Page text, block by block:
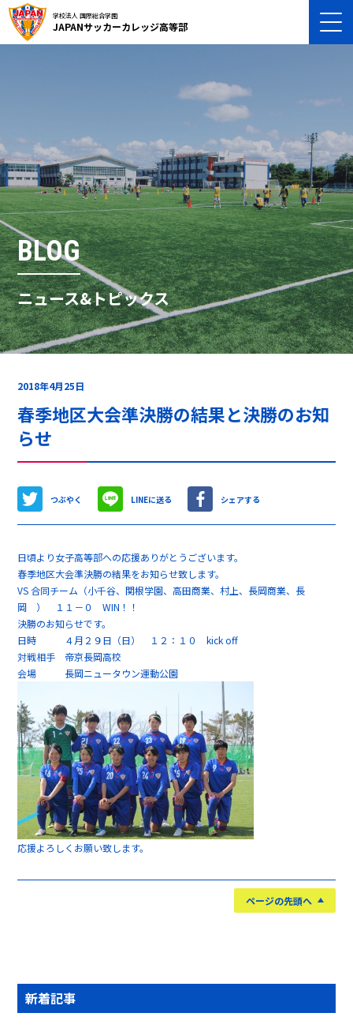
学校法人 国際総合学園
JAPANサッカーカレッジ高等部
BLOG
ニュース&トピックス
2018年4月25日
春季地区大会準決勝の結果と決勝のお知
らせ
つぶやく LINEに送る シェアする
日頃より女子高等部への応援ありがとうございます。
春季地区大会準決勝の結果をお知らせ致します。
VS 合同チーム（小千谷、関根学園、高田商業、村上、長岡商業、長
岡 ） １１－０ WIN！！
決勝のお知らせです。
日時 ４月２９日（日） １２：１０ kick off
対戦相手 帝京長岡高校
会場 長岡ニュータウン運動公園
応援よろしくお願い致します。
ページの先頭へ
新着記事